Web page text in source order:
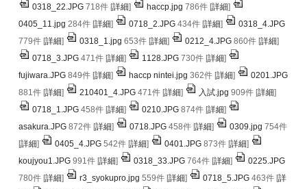
0318_22.JPG 718件 [詳細] haccp.jpg 786件 [詳細]
0405_11.jpg 284件 [詳細] 0718_2.JPG 434件 [詳細]
0318_4.JPG
779件 [詳細] 0318_1.jpg 653件 [詳細] 0212_4.JPG 860件 [詳細]
0718_3.JPG 471件 [詳細] 1128.JPG 730件 [詳細]
fujiwara.JPG 849件 [詳細] haccp nintei.jpg 362件 [詳細]
0201.JPG
881件 [詳細] 210401_4.JPG 471件 [詳細] 入試.jpg 909件 [詳細]
0718_1.JPG 458件 [詳細] 0210.JPG 874件 [詳細]
asakura.JPG 872件 [詳細] 0718.JPG 458件 [詳細] 0309.jpg 754件
[詳細] 0405_4.JPG 542件 [詳細] 0401.JPG 873件 [詳細]
koujyou1.JPG 991件 [詳細] 0318_33.JPG 764件 [詳細]
0225.JPG
780件 [詳細] r3_syokupro.jpg 559件 [詳細] 0718_5.JPG 463件 [詳